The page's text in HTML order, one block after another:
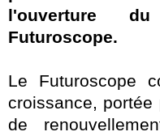
l'ouverture
Futuroscope.
Le Futuroscope
croissance, portée
de